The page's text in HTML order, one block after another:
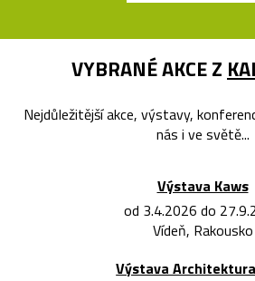
VYBRANÉ AKCE Z
Nejdůležitější akce, výstavy,
nás i ve světě...
Výstava Kaws
od 3.4.2026 do
Vídeň, Rakousko
Výstava